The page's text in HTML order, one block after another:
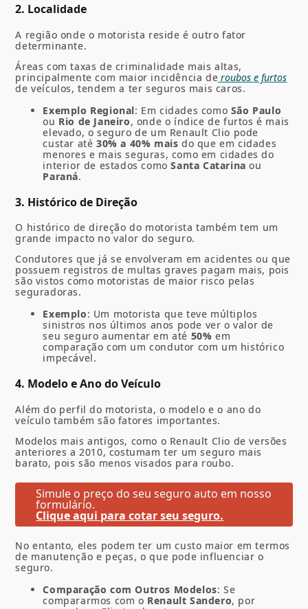
2. Localidade
A região onde o motorista reside é outro fator
determinante.
Áreas com taxas de criminalidade mais altas,
principalmente com maior incidência de roubos e furtos
de veículos, tendem a ter seguros mais caros.
Exemplo Regional: Em cidades como São Paulo
ou Rio de Janeiro, onde o índice de furtos é mais
elevado, o seguro de um Renault Clio pode
custar até30% a 40% mais do que em cidades
menores e mais seguras, como em cidades do
interior de estados comoSanta Catarina ou
Paraná.
3. Histórico de Direção
O histórico de direção do motorista também tem um
grande impacto no valor do seguro.
Condutores que já se envolveram em acidentes ou que
possuem registros de multas graves pagam mais, pois
são vistos como motoristas de maior risco pelas
seguradoras.
Exemplo: Um motorista que teve múltiplos
sinistros nos últimos anos pode ver o valor de
seu seguro aumentar em até 50% em
comparação com um condutor com um histórico
impecável.
4. Modelo e Ano do Veículo
Além do perfil do motorista, o modelo e o ano do
veículo também são fatores importantes.
Modelos mais antigos, como o Renault Clio de versões
anteriores a 2010, costumam ter um seguro mais
barato, pois são menos visados para roubo.
Simule o preço do seu seguro auto em nosso
formulário.
Clique aqui para cotar seu seguro.
No entanto, eles podem ter um custo maior em termos
de manutenção e peças, o que pode influenciar o
seguro.
Comparação com Outros Modelos: Se
compararmos com o Renault Sandero, por